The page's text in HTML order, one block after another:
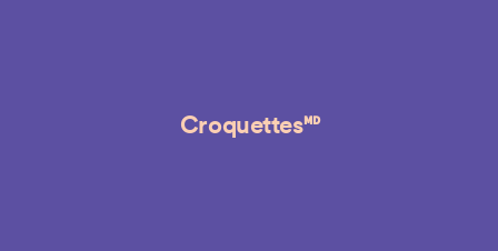
Croquettes🅫